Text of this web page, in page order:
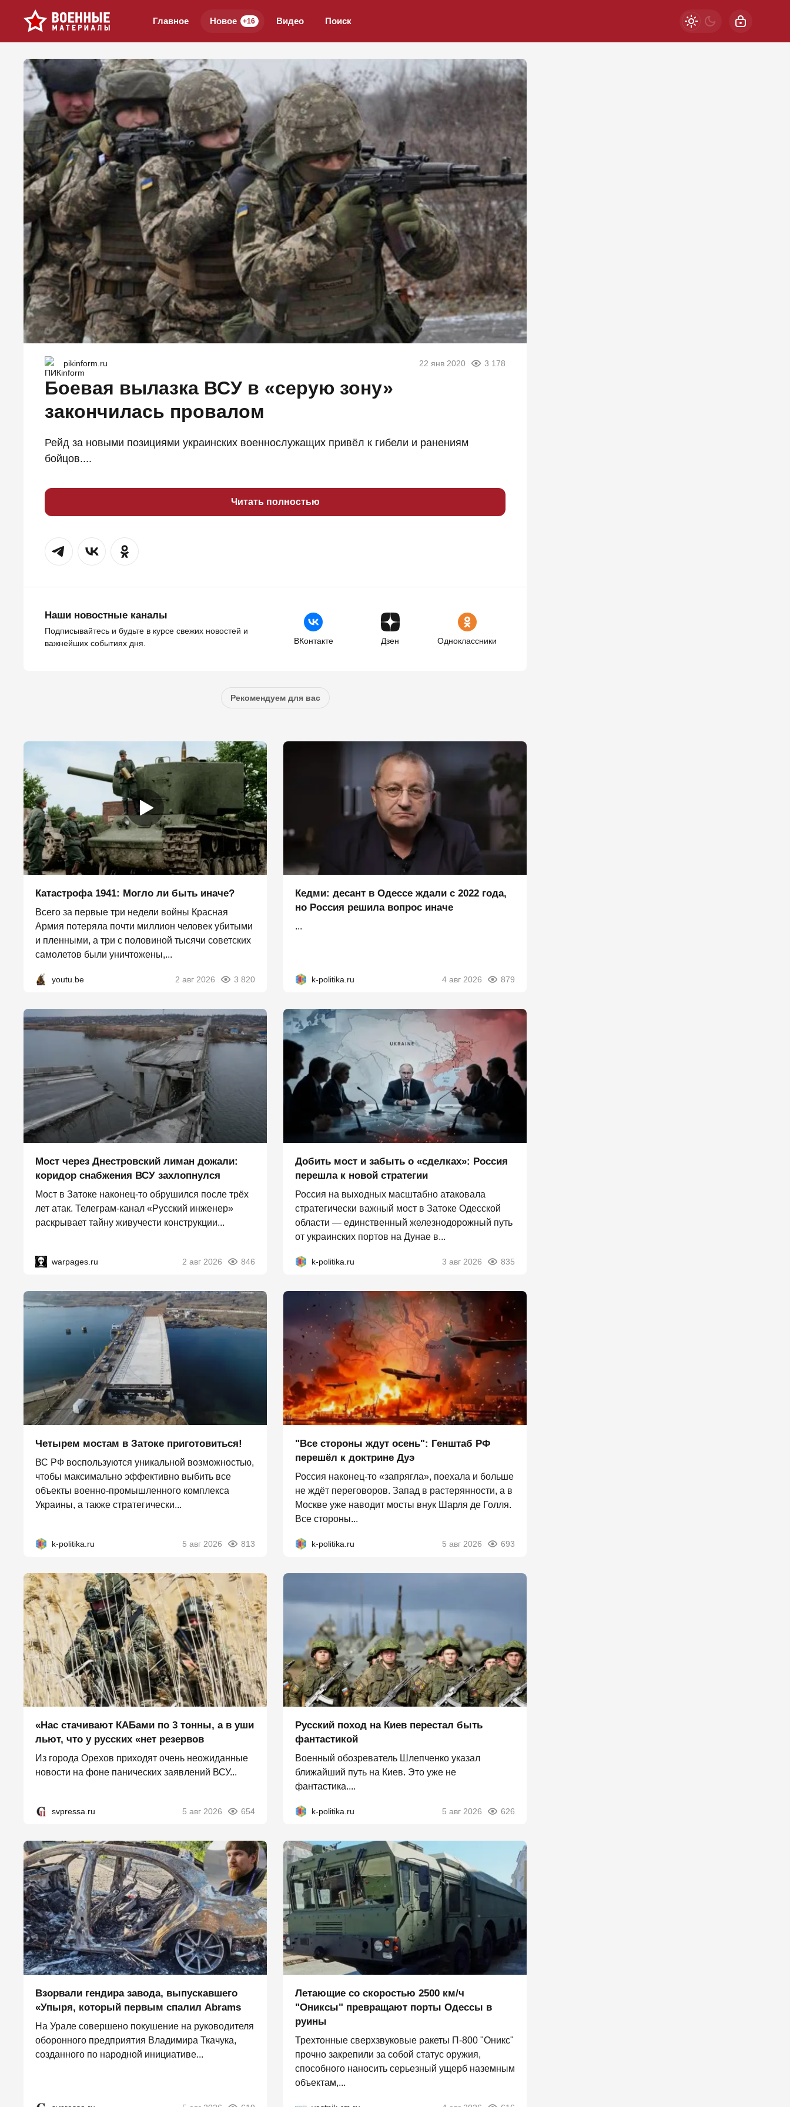
Главное Новое +16 Видео Поиск
pikinform.ru 22 янв 2020 3 178
Боевая вылазка ВСУ в «серую зону»
закончилась провалом
Рейд за новыми позициями украинских военнослужащих привёл к гибели и ранениям
бойцов....
Читать полностью
Наши новостные каналы
Подписывайтесь и будьте в курсе свежих новостей и
важнейших событиях дня.
ВКонтакте Дзен Одноклассники
Рекомендуем для вас
Катастрофа 1941: Могло ли быть иначе?
Всего за первые три недели войны Красная
Армия потеряла почти миллион человек убитыми
и пленными, а три с половиной тысячи советских
самолетов были уничтожены,...
youtu.be 2 авг 2026 3 820
Кедми: десант в Одессе ждали с 2022 года,
но Россия решила вопрос иначе
...
k-politika.ru 4 авг 2026 879
Мост через Днестровский лиман дожали:
коридор снабжения ВСУ захлопнулся
Мост в Затоке наконец-то обрушился после трёх
лет атак. Телеграм-канал «Русский инженер»
раскрывает тайну живучести конструкции...
warpages.ru 2 авг 2026 846
Добить мост и забыть о «сделках»: Россия
перешла к новой стратегии
Россия на выходных масштабно атаковала
стратегически важный мост в Затоке Одесской
области — единственный железнодорожный путь
от украинских портов на Дунае в...
k-politika.ru 3 авг 2026 835
Четырем мостам в Затоке приготовиться!
ВС РФ воспользуются уникальной возможностью,
чтобы максимально эффективно выбить все
объекты военно-промышленного комплекса
Украины, а также стратегически...
k-politika.ru 5 авг 2026 813
"Все стороны ждут осень": Генштаб РФ
перешёл к доктрине Дуэ
Россия наконец-то «запрягла», поехала и больше
не ждёт переговоров. Запад в растерянности, а в
Москве уже наводит мосты внук Шарля де Голля.
Все стороны...
k-politika.ru 5 авг 2026 693
«Нас стачивают КАБами по 3 тонны, а в уши
льют, что у русских «нет резервов
Из города Орехов приходят очень неожиданные
новости на фоне панических заявлений ВСУ...
svpressa.ru 5 авг 2026 654
Русский поход на Киев перестал быть
фантастикой
Военный обозреватель Шлепченко указал
ближайший путь на Киев. Это уже не
фантастика....
k-politika.ru 5 авг 2026 626
Взорвали гендира завода, выпускавшего
«Упыря, который первым спалил Abrams
На Урале совершено покушение на руководителя
оборонного предприятия Владимира Ткачука,
созданного по народной инициативе...
Летающие со скоростью 2500 км/ч
"Ониксы" превращают порты Одессы в
руины
Трехтонные сверхзвуковые ракеты П‑800 "Оникс"
прочно закрепили за собой статус оружия,
способного наносить серьезный ущерб наземным
объектам,...